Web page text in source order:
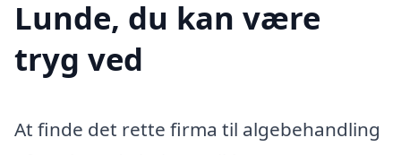
Lunde, du kan være
tryg ved
At finde det rette firma til algebehandling